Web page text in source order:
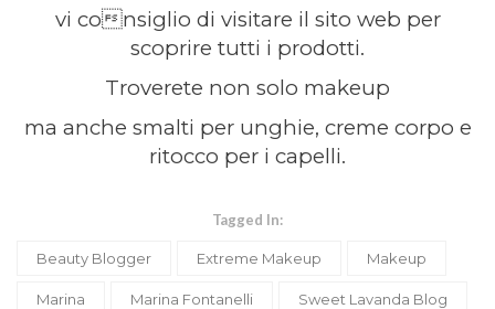
vi consiglio di visitare il sito web per
scoprire tutti i prodotti.
Troverete non solo makeup
ma anche smalti per unghie, creme corpo e
ritocco per i capelli.
Tagged In:
Beauty Blogger Extreme Makeup Makeup
Marina Marina Fontanelli Sweet Lavanda Blog